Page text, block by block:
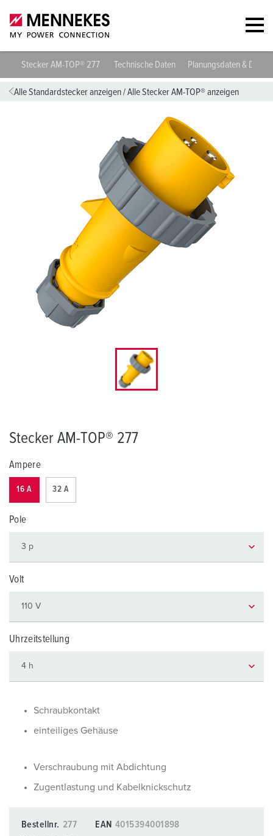
Stecker AM-TOP® 277 Technische Daten Planungsdaten &
Alle Standardstecker anzeigen/Alle Stecker AM-TOP® anzeigen
Stecker AM-TOP® 277
Ampere
16 A 32 A
Pole
Volt
Uhrzeitstellung
Schraubkontakt
einteiliges Gehäuse
Verschraubung mit Abdichtung
Zugentlastung und Kabelknickschutz
Bestellnr. 277 EAN 4015394001898